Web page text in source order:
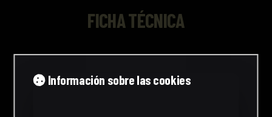
FICHA TÉCNICA
Folleto de la exposición desarrollada en la
Fundación Juan March
Información sobre las cookies